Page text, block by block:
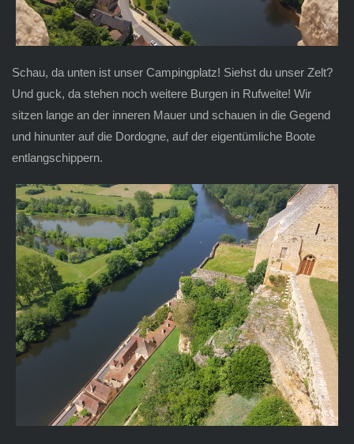
Schau, da unten ist unser Campingplatz! Siehst du unser Zelt?
Und guck, da stehen noch weitere Burgen in Rufweite! Wir
sitzen lange an der inneren Mauer und schauen in die Gegend
und hinunter auf die Dordogne, auf der eigentümliche Boote
entlangschippern.